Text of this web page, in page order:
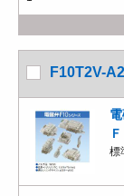
F10T2V-
標